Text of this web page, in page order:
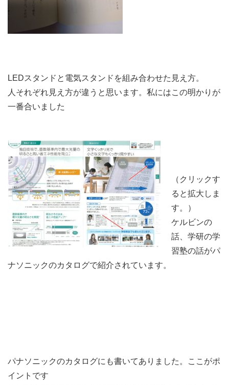
LEDスタンドと電気スタンドを組み合わせた見え方。
人それぞれ見え方が違うと思います。私にはこの明かりが
一番合いました
（クリックす
ると拡大しま
す。）
ケルビンの
話、学研の学
習塾の話がパ
ナソニックのカタログで紹介されています。
パナソニックのカタログにも書いてありました。ここがポ
イントです